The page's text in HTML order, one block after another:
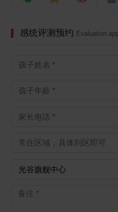
感统评测预约 Evaluation